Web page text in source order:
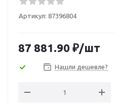
Артикул: 87396804
87 881.90 ₽/шт
Нашли дешевле?